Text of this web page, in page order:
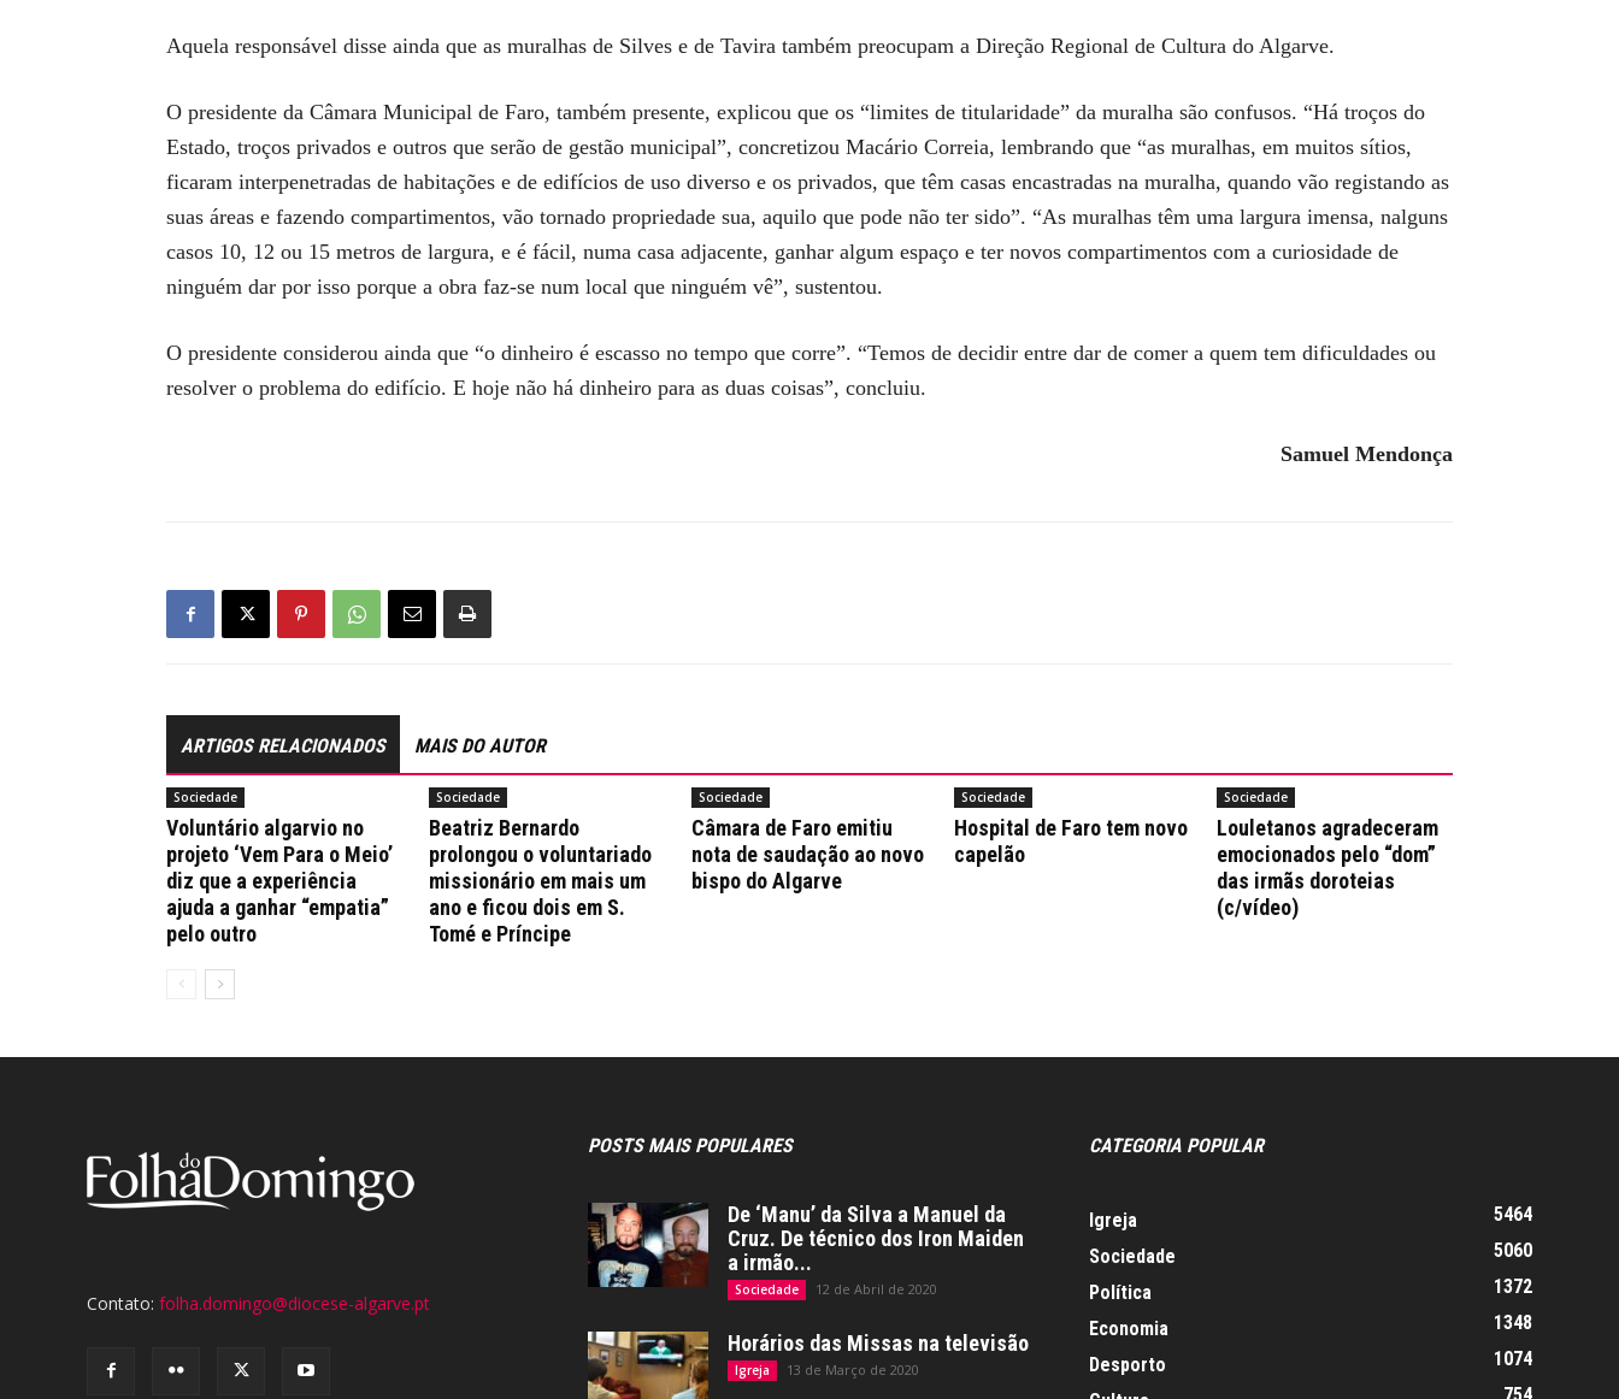
Aquela responsável disse ainda que as muralhas de Silves e de Tavira também preocupam a Direção Regional de Cultura do Algarve.
O presidente da Câmara Municipal de Faro, também presente, explicou que os “limites de titularidade” da muralha são confusos. “Há troços do
Estado, troços privados e outros que serão de gestão municipal”, concretizou Macário Correia, lembrando que “as muralhas, em muitos sítios,
ficaram interpenetradas de habitações e de edifícios de uso diverso e os privados, que têm casas encastradas na muralha, quando vão registando as
suas áreas e fazendo compartimentos, vão tornado propriedade sua, aquilo que pode não ter sido”. “As muralhas têm uma largura imensa, nalguns
casos 10, 12 ou 15 metros de largura, e é fácil, numa casa adjacente, ganhar algum espaço e ter novos compartimentos com a curiosidade de
ninguém dar por isso porque a obra faz-se num local que ninguém vê”, sustentou.
O presidente considerou ainda que “o dinheiro é escasso no tempo que corre”. “Temos de decidir entre dar de comer a quem tem dificuldades ou
resolver o problema do edifício. E hoje não há dinheiro para as duas coisas”, concluiu.
Samuel Mendonça
ARTIGOS RELACIONADOS MAIS DO AUTOR
Sociedade
Voluntário algarvio no
projeto ‘Vem Para o Meio’
diz que a experiência
ajuda a ganhar “empatia”
pelo outro
Sociedade
Beatriz Bernardo
prolongou o voluntariado
missionário em mais um
ano e ficou dois em S.
Tomé e Príncipe
Sociedade
Câmara de Faro emitiu
nota de saudação ao novo
bispo do Algarve
Sociedade
Hospital de Faro tem novo
capelão
Sociedade
Louletanos agradeceram
emocionados pelo “dom”
das irmãs doroteias
(c/vídeo)
Contato: folha.domingo@diocese-algarve.pt
POSTS MAIS POPULARES
De ‘Manu’ da Silva a Manuel da
Cruz. De técnico dos Iron Maiden
a irmão...
Sociedade 12 de Abril de 2020
Horários das Missas na televisão
Igreja 13 de Março de 2020
CATEGORIA POPULAR
Igreja
5464
Sociedade
5060
Política
1372
Economia
1348
Desporto
1074